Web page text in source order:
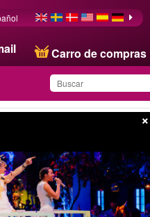
Carro de compras
×